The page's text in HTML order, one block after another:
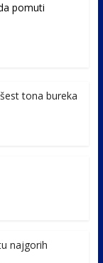
pomuti
tona bureka
najgorih